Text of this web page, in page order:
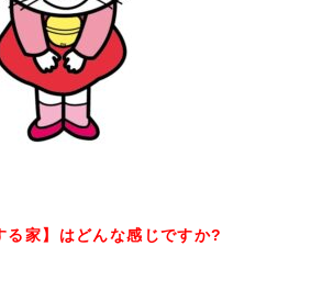
家】はどんな感じですか?